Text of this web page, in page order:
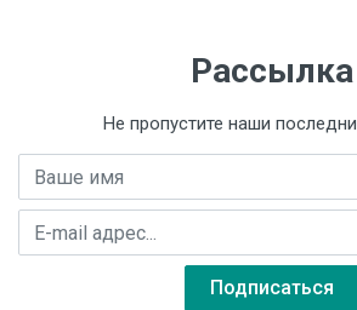
зависимости
Температура
рабочей среды
Предельные
Рассылка
Не пропустите наши
Подписаться